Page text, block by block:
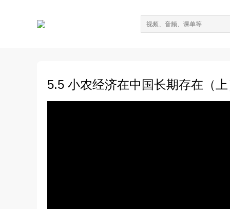
5.5 小农经济在中国长期存在（上